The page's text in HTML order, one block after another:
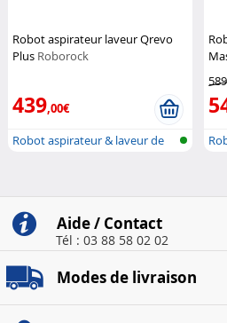
Robot aspirateur laveur Qrevo
Plus Roborock
439,00€
Robot aspirateur & laveur de
Aide / Contact
Tél : 03 88 58 02 02
Modes de livraison